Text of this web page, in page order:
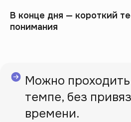
В конце дня — короткий
понимания
Можно
темпе, без
времени.
Научись читать
а не просто
Запишись на бесплатный 5-дневный
Пройти бесплатный мини-курс